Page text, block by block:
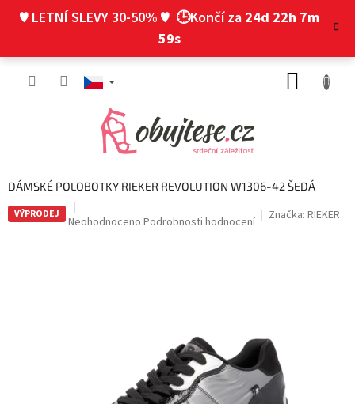
♥ LETNÍ SLEVY 30-50% ♥ 🕒Končí za 24d 22h 7m
58s
DÁMSKÉ POLOBOTKY RIEKER REVOLUTION W1306-42 ŠEDÁ
VÝPRODEJ
Průměrné
Neohodnoceno Podrobnosti hodnocení Značka: RIEKER